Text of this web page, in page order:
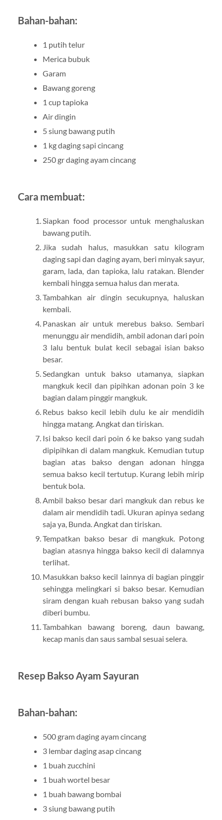
Bahan-bahan:
1 putih telur
Merica bubuk
Garam
Bawang goreng
1 cup tapioka
Air dingin
5 siung bawang putih
1 kg daging sapi cincang
250 gr daging ayam cincang
Cara membuat:
Siapkan food processor untuk menghaluskan
bawang putih.
Jika sudah halus, masukkan satu kilogram
daging sapi dan daging ayam, beri minyak sayur,
garam, lada, dan tapioka, lalu ratakan. Blender
kembali hingga semua halus dan merata.
Tambahkan air dingin secukupnya, haluskan
kembali.
Panaskan air untuk merebus bakso. Sembari
menunggu air mendidih, ambil adonan dari poin
3 lalu bentuk bulat kecil sebagai isian bakso
besar.
Sedangkan untuk bakso utamanya, siapkan
mangkuk kecil dan pipihkan adonan poin 3 ke
bagian dalam pinggir mangkuk.
Rebus bakso kecil lebih dulu ke air mendidih
hingga matang. Angkat dan tiriskan.
Isi bakso kecil dari poin 6 ke bakso yang sudah
dipipihkan di dalam mangkuk. Kemudian tutup
bagian atas bakso dengan adonan hingga
semua bakso kecil tertutup. Kurang lebih mirip
bentuk bola.
Ambil bakso besar dari mangkuk dan rebus ke
dalam air mendidih tadi. Ukuran apinya sedang
saja ya, Bunda. Angkat dan tiriskan.
Tempatkan bakso besar di mangkuk. Potong
bagian atasnya hingga bakso kecil di dalamnya
terlihat.
Masukkan bakso kecil lainnya di bagian pinggir
sehingga melingkari si bakso besar. Kemudian
siram dengan kuah rebusan bakso yang sudah
diberi bumbu.
Tambahkan bawang boreng, daun bawang,
kecap manis dan saus sambal sesuai selera.
Resep Bakso Ayam Sayuran
Bahan-bahan:
500 gram daging ayam cincang
3 lembar daging asap cincang
1 buah zucchini
1 buah wortel besar
1 buah bawang bombai
3 siung bawang putih